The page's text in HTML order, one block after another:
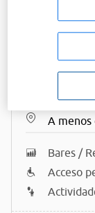
Azalia
A menos
Bares /
Acceso